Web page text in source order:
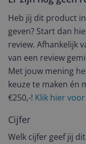
Heb jij dit product
geven? Start dan
review. Afhankelijk
van een review
Met jouw mening
keuze te maken én
€250,-! Klik hier
Cijfer
Welk cijfer geef jij